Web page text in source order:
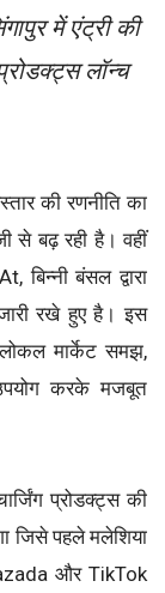
में एंट्री की
लॉन्च
की रणनीति का
से बढ़ रही है। वहीं
बिन्नी बंसल द्वारा
रखे हुए है। इस
मार्केट समझ,
करके मजबूत
प्रोडक्ट्स की
जिसे पहले मलेशिया
और TikTok